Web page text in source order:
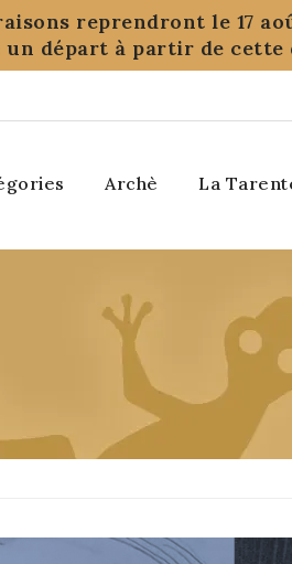
reprendront le 17
un départ à partir de
Archè La